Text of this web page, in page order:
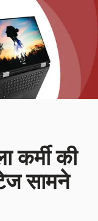
कर्मी की
सामने